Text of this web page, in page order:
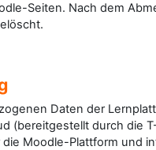
Seiten. Nach dem
Daten der
(bereitgestellt durch die
Moodle-Plattform und